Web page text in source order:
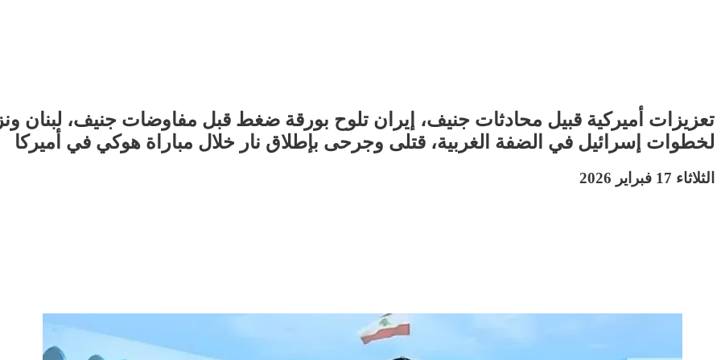
تعزيزات أميركية قبيل محادثات جنيف، إيران تلوح بورقة ضغط قبل مفاوضات جنيف،
لخطوات إسرائيل في الضفة الغربية، قتلى وجرحى بإطلاق نار خلال مباراة هوكي في أميركا
الثلاثاء 17 فبراير 2026